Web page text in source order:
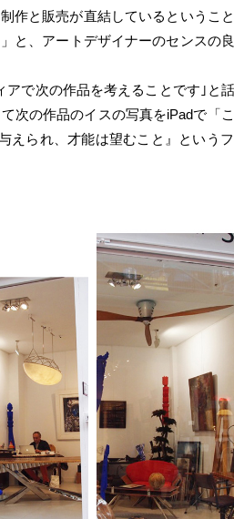
作と販売が直結しているというこ
と、アートデザイナーのセンスの
で次の作品を考えることです｣と
次の作品のイスの写真をiPadで「こ
えられ、才能は望むこと』という